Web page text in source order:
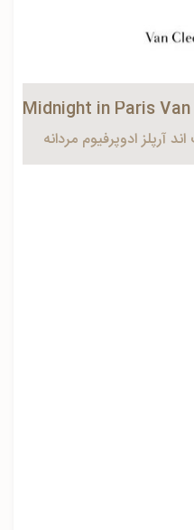
آرپلز ادوپرفیوم مردانه